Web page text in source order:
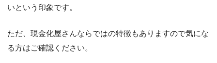
いという印象です。
ただ、現金化屋さんならではの特徴もありますので気にな
る方はご確認ください。